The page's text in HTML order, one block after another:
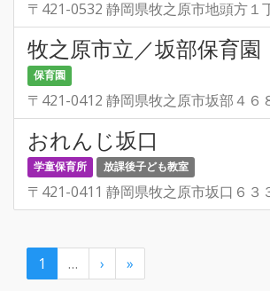
〒421-0532 静岡県牧之原市地頭方１
牧之原市立／坂部保育園
保育園
〒421-0412 静岡県牧之原市坂部４６
おれんじ坂口
学童保育所 放課後子ども教室
〒421-0411 静岡県牧之原市坂口６３
1 … ›
»